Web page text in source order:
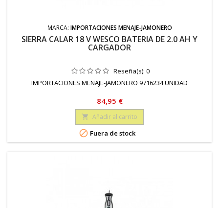
MARCA: IMPORTACIONES MENAJE-JAMONERO
SIERRA CALAR 18 V WESCO BATERIA DE 2.0 AH Y
CARGADOR
Reseña(s): 0
IMPORTACIONES MENAJE-JAMONERO 9716234 UNIDAD
Precio
84,95 €
 Añadir al carrito
 Fuera de stock